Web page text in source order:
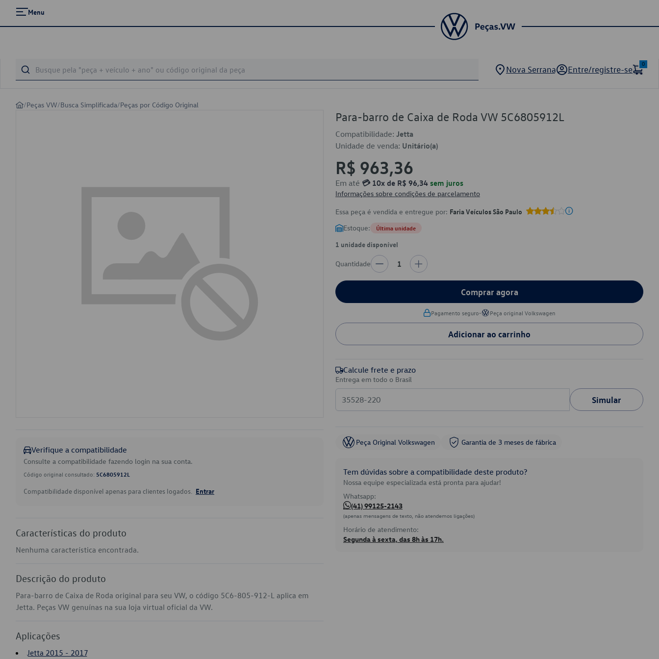
Menu
Nova Serrana Entre/registre-se
0
/Peças VW/Busca Simplificada/Peças por Código Original
Verifique a compatibilidade
Consulte a compatibilidade fazendo login na sua conta.
Código original consultado: 5C6805912L
Compatibilidade disponível apenas para clientes logados. Entrar
Características do produto
Nenhuma característica encontrada.
Descrição do produto
Para-barro de Caixa de Roda original para seu VW, o código 5C6-805-912-L aplica em
Jetta. Peças VW genuínas na sua loja virtual oficial da VW.
Aplicações
Jetta 2015 - 2017
Para-barro de Caixa de Roda VW 5C6805912L
Compatibilidade: Jetta
Unidade de venda: Unitário(a)
R$ 963,36
Em até 💳 10x de R$ 96,34 sem juros
Informações sobre condições de parcelamento
Essa peça é vendida e entregue por: Faria Veículos São Paulo
Estoque: Última unidade
1 unidade disponível
Quantidade 1
Comprar agora
Pagamento seguro• Peça original Volkswagen
Adicionar ao carrinho
Calcule frete e prazo
Entrega em todo o Brasil
Simular
Peça Original Volkswagen Garantia de 3 meses de fábrica
Tem dúvidas sobre a compatibilidade deste produto?
Nossa equipe especializada está pronta para ajudar!
Whatsapp:
(41) 99125-2143
(apenas mensagens de texto, não atendemos ligações)
Horário de atendimento:
Segunda à sexta, das 8h às 17h.